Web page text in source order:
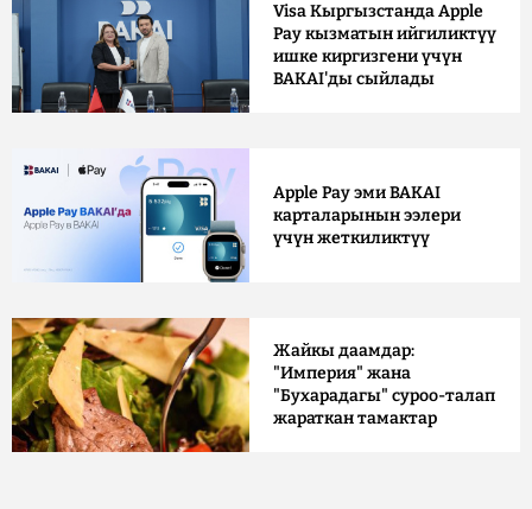
Visa Кыргызстанда Apple
Pay кызматын ийгиликтүү
ишке киргизгени үчүн
BAKAI'ды сыйлады
Apple Pay эми BAKAI
карталарынын ээлери
үчүн жеткиликтүү
Жайкы даамдар:
"Империя" жана
"Бухарадагы" суроо-талап
жараткан тамактар